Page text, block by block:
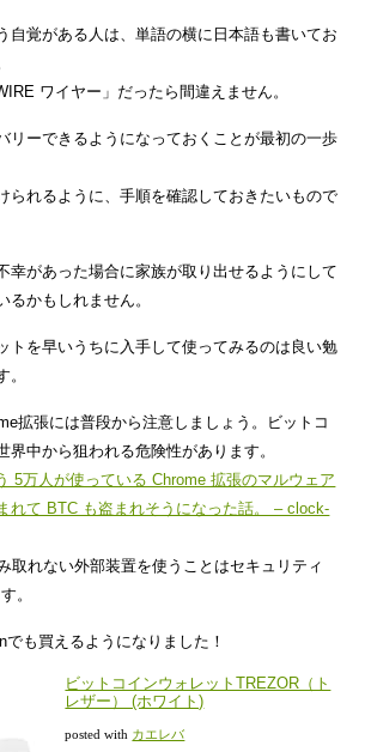
自覚がある人は、単語の横に日本語も書いてお
ワイヤー」だったら間違えません。
リーできるようになっておくことが最初の一歩
られるように、手順を確認しておきたいもので
幸があった場合に家族が取り出せるようにして
るかもしれません。
トを早いうちに入手して使ってみるのは良い勉
。
拡張には普段から注意しましょう。ビットコ
界中から狙われる危険性があります。
5万人が使っている Chrome 拡張のマルウェア
れて BTC も盗まれそうになった話。 – clock-
取れない外部装置を使うことはセキュリティ
。
も買えるようになりました！
ビットコインウォレットTREZOR（ト
レザー） (ホワイト)
posted with カエレバ